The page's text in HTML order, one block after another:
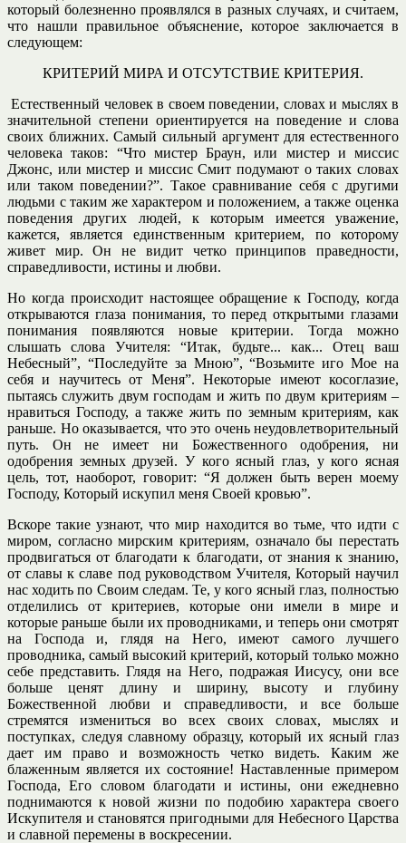
который болезненно проявлялся в разных случаях, и считаем,
что нашли правильное объяснение, которое заключается в
следующем:
КРИТЕРИЙ МИРА И ОТСУТСТВИЕ КРИТЕРИЯ.
Естественный человек в своем поведении, словах и мыслях в
значительной степени ориентируется на поведение и слова
своих ближних. Самый сильный аргумент для естественного
человека таков: “Что мистер Браун, или мистер и миссис
Джонс, или мистер и миссис Смит подумают о таких словах
или таком поведении?”. Такое сравнивание себя с другими
людьми с таким же характером и положением, а также оценка
поведения других людей, к которым имеется уважение,
кажется, является единственным критерием, по которому
живет мир. Он не видит четко принципов праведности,
справедливости, истины и любви.
Но когда происходит настоящее обращение к Господу, когда
открываются глаза понимания, то перед открытыми глазами
понимания появляются новые критерии. Тогда можно
слышать слова Учителя: “Итак, будьте... как... Отец ваш
Небесный”, “Последуйте за Мною”, “Возьмите иго Мое на
себя и научитесь от Меня”. Некоторые имеют косоглазие,
пытаясь служить двум господам и жить по двум критериям –
нравиться Господу, а также жить по земным критериям, как
раньше. Но оказывается, что это очень неудовлетворительный
путь. Он не имеет ни Божественного одобрения, ни
одобрения земных друзей. У кого ясный глаз, у кого ясная
цель, тот, наоборот, говорит: “Я должен быть верен моему
Господу, Который искупил меня Своей кровью”.
Вскоре такие узнают, что мир находится во тьме, что идти с
миром, согласно мирским критериям, означало бы перестать
продвигаться от благодати к благодати, от знания к знанию,
от славы к славе под руководством Учителя, Который научил
нас ходить по Своим следам. Те, у кого ясный глаз, полностью
отделились от критериев, которые они имели в мире и
которые раньше были их проводниками, и теперь они смотрят
на Господа и, глядя на Него, имеют самого лучшего
проводника, самый высокий критерий, который только можно
себе представить. Глядя на Него, подражая Иисусу, они все
больше ценят длину и ширину, высоту и глубину
Божественной любви и справедливости, и все больше
стремятся измениться во всех своих словах, мыслях и
поступках, следуя славному образцу, который их ясный глаз
дает им право и возможность четко видеть. Каким же
блаженным является их состояние! Наставленные примером
Господа, Его словом благодати и истины, они ежедневно
поднимаются к новой жизни по подобию характера своего
Искупителя и становятся пригодными для Небесного Царства
и славной перемены в воскресении.